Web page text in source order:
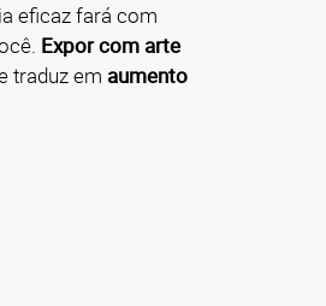
eficaz fará com
Expor com arte
traduz em aumento